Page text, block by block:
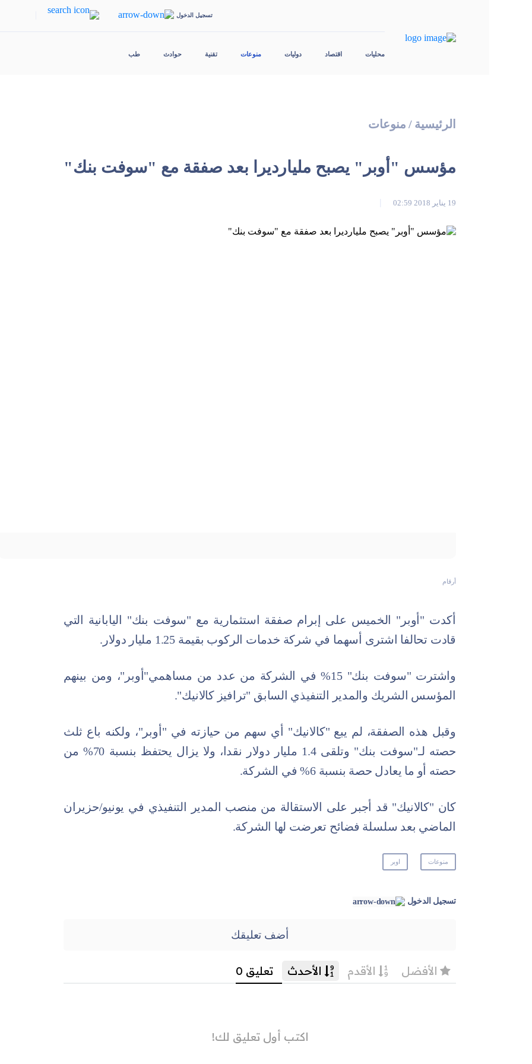
تسجيل الدخول
محليات اقتصاد دوليات منوعات تقنية حوادث طب
الرئيسية / منوعات
مؤسس "أوبر" يصبح مليارديرا بعد صفقة مع "سوفت بنك"
19 يناير 2018 02:59
أرقام
أكدت "أوبر" الخميس على إبرام صفقة استثمارية مع "سوفت بنك" اليابانية التي
قادت تحالفا اشترى أسهما في شركة خدمات الركوب بقيمة 1.25 مليار دولار.
واشترت "سوفت بنك" 15% في الشركة من عدد من مساهمي"أوبر"، ومن بينهم
المؤسس الشريك والمدير التنفيذي السابق "ترافيز كالانيك".
وقبل هذه الصفقة، لم يبع "كالانيك" أي سهم من حيازته في "أوبر"، ولكنه باع ثلث
حصته لـ"سوفت بنك" وتلقى 1.4 مليار دولار نقدا، ولا يزال يحتفظ بنسبة 70% من
حصته أو ما يعادل حصة بنسبة 6% في الشركة.
كان "كالانيك" قد أجبر على الاستقالة من منصب المدير التنفيذي في يونيو/حزيران
الماضي بعد سلسلة فضائح تعرضت لها الشركة.
منوعات اوبر
تسجيل الدخول
أضف تعليقك